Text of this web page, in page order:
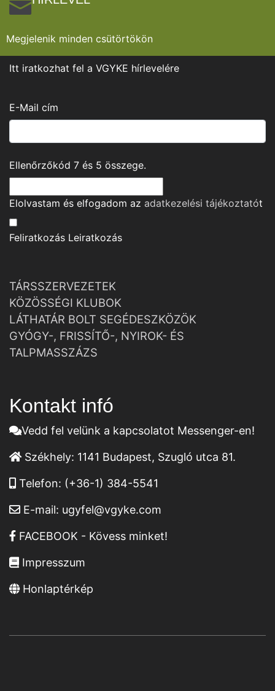
Megjelenik minden csütörtökön
Itt iratkozhat fel a VGYKE hírlevelére
E-Mail cím
Ellenőrzőkód 7 és 5 összege.
Elolvastam és elfogadom az adatkezelési tájékoztatót
Feliratkozás Leiratkozás
TÁRSSZERVEZETEK
KÖZÖSSÉGI KLUBOK
LÁTHATÁR BOLT SEGÉDESZKÖZÖK
GYÓGY-, FRISSÍTŐ-, NYIROK- ÉS
TALPMASSZÁZS
Kontakt infó
Vedd fel velünk a kapcsolatot Messenger-en!
Székhely: 1141 Budapest, Szugló utca 81.
Telefon: (+36-1) 384-5541
E-mail: ugyfel@vgyke.com
FACEBOOK - Kövess minket!
Impresszum
Honlaptérkép